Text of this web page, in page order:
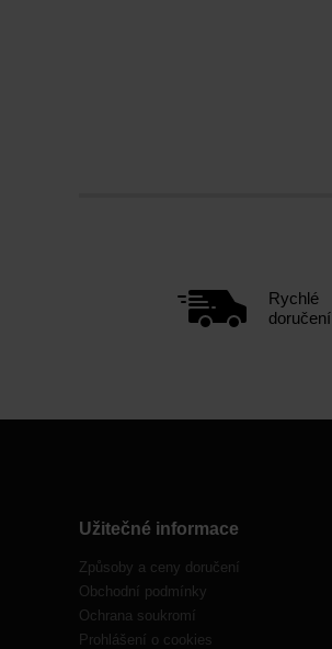
Rychlé
doručení
Užitečné informace
Způsoby a ceny doručení
Obchodní podmínky
Ochrana soukromí
Prohlášení o cookies